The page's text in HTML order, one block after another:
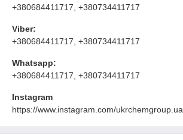
+380684411717, +380734411717
Viber:
+380684411717, +380734411717
Whatsapp:
+380684411717, +380734411717
Instagram
https://www.instagram.com/ukrchemgroup.ua